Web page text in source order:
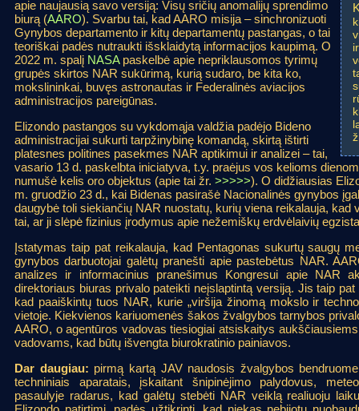
apie naujausią savo versiją: Visų sričių anomalijų sprendimo
biurą (AARO). Svarbu tai, kad AARO misija – sinchronizuoti
Gynybos departamento ir kitų departamentų pastangas, o tai
teoriškai padės nutraukti išsklaidytą informacijos kaupimą. O
2022 m. spalį NASApaskelbė apie nepriklausomos tyrimų
grupės skirtos NAR sukūrimą, kurią sudaro, be kita ko,
mokslininkai, buvęs astronautas ir Federalinės aviacijos
administracijos pareigūnas.
Elizondo pastangos su vykdomąja valdžia padėjo Bideno
administracijai sukurti tarpžinybinę komandą, skirtą ištirti
platesnes politines pasekmes NAR aptikimui ir analizei – tai,
vasario 13 d. paskelbta iniciatyva, t.y. praėjus vos kelioms
numušė kelis oro objektus (apie tai žr. >>>>>). O didžiausias
m. gruodžio 23 d., kai Bidenas pasirašė Nacionalinės gynybos
daugybė toli siekiančių NAR nuostatų, kurių viena reikalauja,
tai, ar ji slėpė fizinius įrodymus apie nežemiškų erdvėlaivių
Įstatymas taip pat reikalauja, kad Pentagonas sukurtų saugų
gynybos darbuotojai galėtų pranešti apie pastebėtus NAR.
analizes ir informacinius pranešimus Kongresui apie NAR
direktoriaus biuras privalo pateikti neįslaptintą versiją. Jis taip
kad paaiškintų tuos NAR, kurie „viršija žinomą mokslo ir
vietoje. Kiekvienos kariuomenės šakos žvalgybos tarnybos
AARO, o agentūros vadovas tiesiogiai atsiskaitys
vadovams, kad būtų išvengta biurokratinio painiavos.
Dar daugiau: pirmą kartą JAV naudosis žvalgybos
techniniais aparatais, įskaitant šnipinėjimo palydovus,
pasaulyje radarus, kad galėtų stebėti NAR veiklą realiuoju